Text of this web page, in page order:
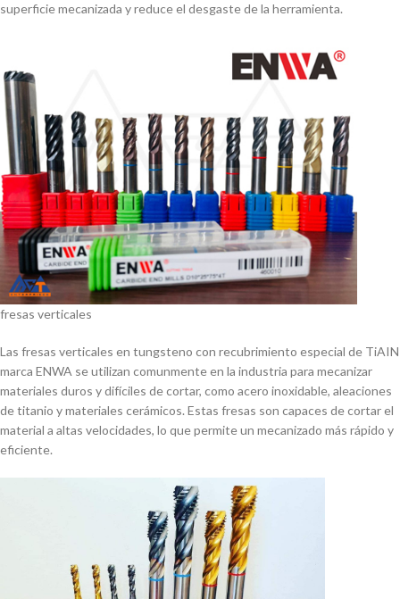
superficie mecanizada y reduce el desgaste de la herramienta.
fresas verticales
Las fresas verticales en tungsteno con recubrimiento especial de TiAIN
marca ENWA se utilizan comunmente en la industria para mecanizar
materiales duros y difí­ciles de cortar, como acero inoxidable, aleaciones
de titanio y materiales cerámicos. Estas fresas son capaces de cortar el
material a altas velocidades, lo que permite un mecanizado más rápido y
eficiente.